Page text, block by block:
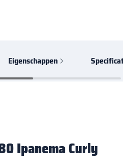
Eigenschappen
Ipanema Curly